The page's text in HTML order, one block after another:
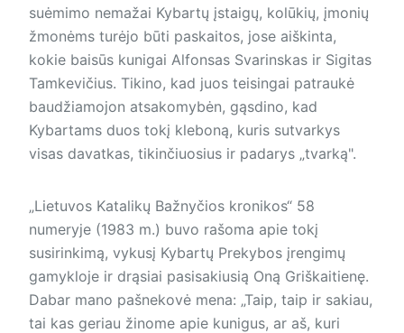
suėmimo nemažai Kybartų įstaigų, kolūkių, įmonių
žmonėms turėjo būti paskaitos, jose aiškinta,
kokie baisūs kunigai Alfonsas Svarinskas ir Sigitas
Tamkevičius. Tikino, kad juos teisingai patraukė
baudžiamojon atsakomybėn, gąsdino, kad
Kybartams duos tokį kleboną, kuris sutvarkys
visas davatkas, tikinčiuosius ir padarys „tvarką".
„Lietuvos Katalikų Bažnyčios kronikos“ 58
numeryje (1983 m.) buvo rašoma apie tokį
susirinkimą, vykusį Kybartų Prekybos įrengimų
gamykloje ir drąsiai pasisakiusią Oną Griškaitienę.
Dabar mano pašnekovė mena: „Taip, taip ir sakiau,
tai kas geriau žinome apie kunigus, ar aš, kuri